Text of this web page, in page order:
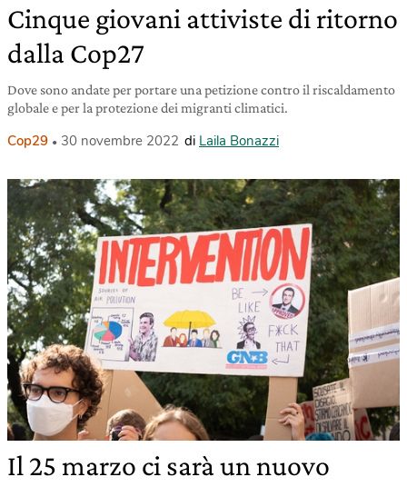
Cinque giovani attiviste di ritorno
dalla Cop27
Dove sono andate per portare una petizione contro il riscaldamento
globale e per la protezione dei migranti climatici.
Cop29 30 novembre 2022 di Laila Bonazzi
Il 25 marzo ci sarà un nuovo